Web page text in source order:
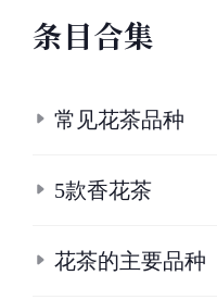
条目合集
常见花茶品种
5款香花茶
花茶的主要品种